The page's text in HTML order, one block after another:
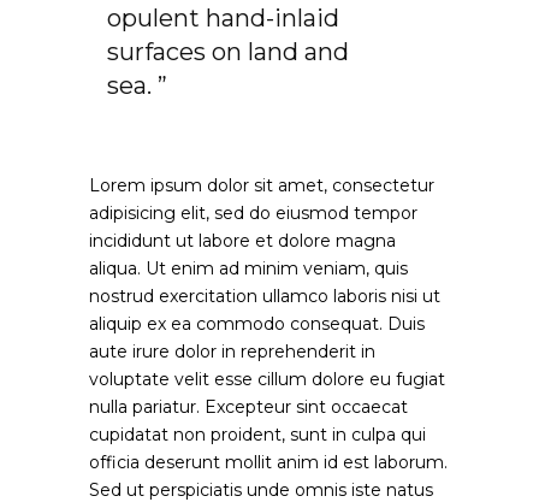
opulent hand-inlaid
surfaces on land and
sea. ”
Lorem ipsum dolor sit amet, consectetur
adipisicing elit, sed do eiusmod tempor
incididunt ut labore et dolore magna
aliqua. Ut enim ad minim veniam, quis
nostrud exercitation ullamco laboris nisi ut
aliquip ex ea commodo consequat. Duis
aute irure dolor in reprehenderit in
voluptate velit esse cillum dolore eu fugiat
nulla pariatur. Excepteur sint occaecat
cupidatat non proident, sunt in culpa qui
officia deserunt mollit anim id est laborum.
Sed ut perspiciatis unde omnis iste natus